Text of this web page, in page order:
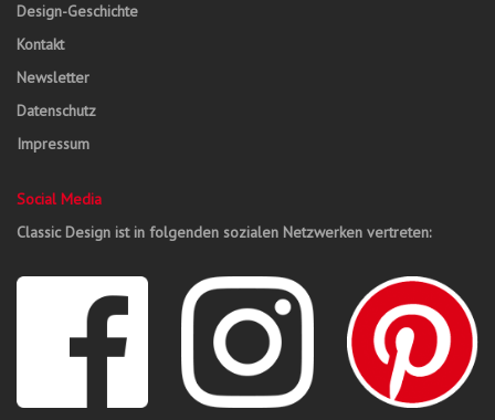
Design-Geschichte
Kontakt
Newsletter
Datenschutz
Impressum
Social Media
Classic Design ist in folgenden sozialen Netzwerken vertreten: